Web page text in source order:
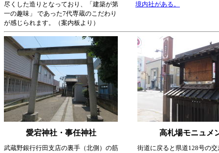
尽くした造りとなっており、「建築が第
一の趣味」 であった7代専蔵のこだわり
が感じられます。（案内板より）
境内社がある。
愛宕神社・事任神社 高札場モニュメ
武蔵野銀行行田支店の裏手（北側）の筋
街道に戻ると県道128号の